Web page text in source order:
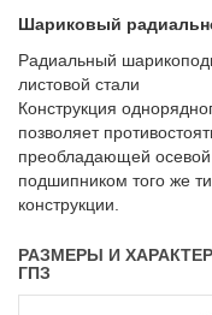
Шариковый
Радиальный
листовой стали
Конструкция
позволяет
преобладающей
подшипником того же
конструкции.
РАЗМЕРЫ И
ГПЗ